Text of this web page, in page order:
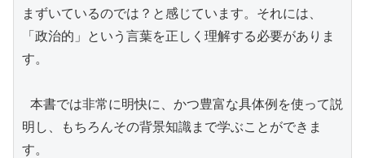
まずいているのでは？と感じています。それには、
「政治的」という言葉を正しく理解する必要がありま
す。
明し、もちろんその背景知識まで学ぶことができま
す。